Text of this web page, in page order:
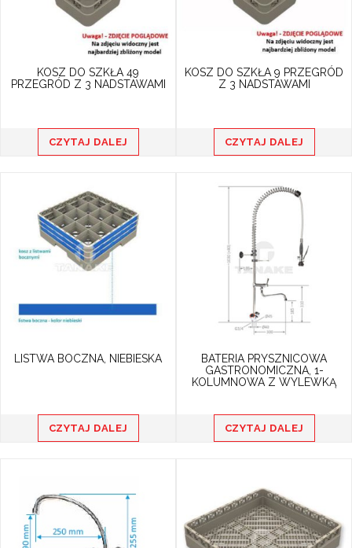
KOSZ DO SZKŁA 49
PRZEGRÓD Z 3 NADSTAWAMI
CZYTAJ DALEJ
KOSZ DO SZKŁA 9 PRZEGRÓD
Z 3 NADSTAWAMI
CZYTAJ DALEJ
LISTWA BOCZNA, NIEBIESKA
CZYTAJ DALEJ
BATERIA PRYSZNICOWA
GASTRONOMICZNA, 1-
KOLUMNOWA Z WYLEWKĄ
CZYTAJ DALEJ